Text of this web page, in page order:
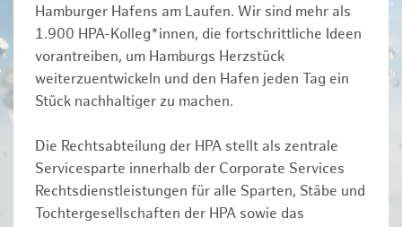
Hamburger Hafens am Laufen. Wir sind mehr als
1.900 HPA-Kolleg*innen, die fortschrittliche Ideen
vorantreiben, um Hamburgs Herzstück
weiterzuentwickeln und den Hafen jeden Tag ein
Stück nachhaltiger zu machen.
Die Rechtsabteilung der HPA stellt als zentrale
Servicesparte innerhalb der Corporate Services
Rechtsdienstleistungen für alle Sparten, Stäbe und
Tochtergesellschaften der HPA sowie das